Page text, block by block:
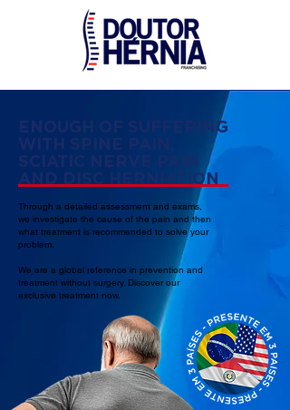
ENOUGH OF SUFFERING
WITH SPINE PAIN,
SCIATIC NERVE PAIN
AND DISC HERNIATION
Through a detailed assessment and exams,
we investigate the cause of the pain and then
what treatment is recommended to solve your
problem.
We are a global reference in prevention and
treatment without surgery. Discover our
exclusive treatment now.